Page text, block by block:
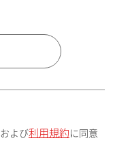
および利用規約 に同意